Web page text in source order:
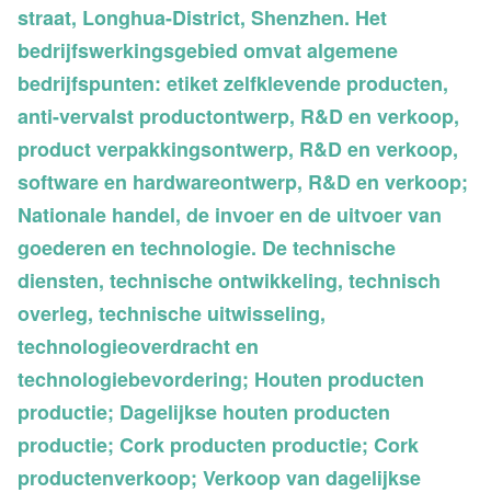
straat, Longhua-District, Shenzhen. Het
bedrijfswerkingsgebied omvat algemene
bedrijfspunten: etiket zelfklevende producten,
anti-vervalst productontwerp, R&D en verkoop,
product verpakkingsontwerp, R&D en verkoop,
software en hardwareontwerp, R&D en verkoop;
Nationale handel, de invoer en de uitvoer van
goederen en technologie. De technische
diensten, technische ontwikkeling, technisch
overleg, technische uitwisseling,
technologieoverdracht en
technologiebevordering; Houten producten
productie; Dagelijkse houten producten
productie; Cork producten productie; Cork
productenverkoop; Verkoop van dagelijkse